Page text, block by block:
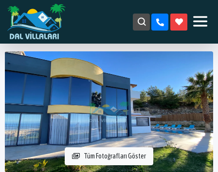
Tüm Fotoğrafları Göster